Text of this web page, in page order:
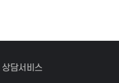
상담서비스